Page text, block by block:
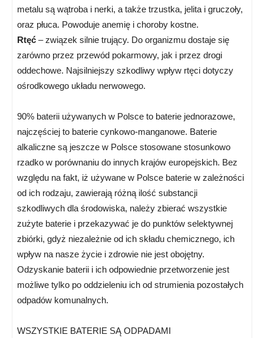
metalu są wątroba i nerki, a także trzustka, jelita i gruczoły,
oraz płuca. Powoduje anemię i choroby kostne.
Rtęć – związek silnie trujący. Do organizmu dostaje się
zarówno przez przewód pokarmowy, jak i przez drogi
oddechowe. Najsilniejszy szkodliwy wpływ rtęci dotyczy
ośrodkowego układu nerwowego.
90% baterii używanych w Polsce to baterie jednorazowe,
najczęściej to baterie cynkowo-manganowe. Baterie
alkaliczne są jeszcze w Polsce stosowane stosunkowo
rzadko w porównaniu do innych krajów europejskich. Bez
względu na fakt, iż używane w Polsce baterie w zależności
od ich rodzaju, zawierają różną ilość substancji
szkodliwych dla środowiska, należy zbierać wszystkie
zużyte baterie i przekazywać je do punktów selektywnej
zbiórki, gdyż niezależnie od ich składu chemicznego, ich
wpływ na nasze życie i zdrowie nie jest obojętny.
Odzyskanie baterii i ich odpowiednie przetworzenie jest
możliwe tylko po oddzieleniu ich od strumienia pozostałych
odpadów komunalnych.
WSZYSTKIE BATERIE SĄ ODPADAMI